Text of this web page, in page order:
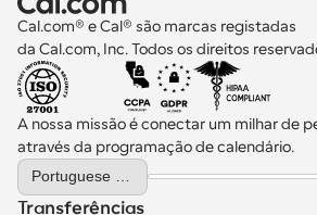
Cal.com® e Cal® são marcas registadas
da Cal.com, Inc. Todos os direitos
A nossa missão é conectar um milhar de
através da programação de calendário.
Select Language
Transferências